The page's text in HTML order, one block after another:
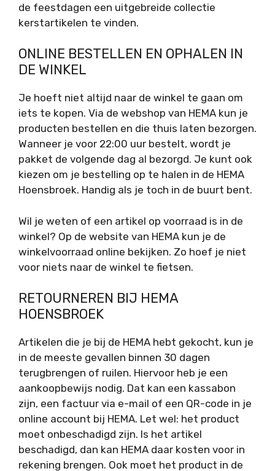
de feestdagen een uitgebreide collectie
kerstartikelen te vinden.
ONLINE BESTELLEN EN OPHALEN IN
DE WINKEL
Je hoeft niet altijd naar de winkel te gaan om
iets te kopen. Via de webshop van HEMA kun je
producten bestellen en die thuis laten bezorgen.
Wanneer je voor 22:00 uur bestelt, wordt je
pakket de volgende dag al bezorgd. Je kunt ook
kiezen om je bestelling op te halen in de HEMA
Hoensbroek. Handig als je toch in de buurt bent.
Wil je weten of een artikel op voorraad is in de
winkel? Op de website van HEMA kun je de
winkelvoorraad online bekijken. Zo hoef je niet
voor niets naar de winkel te fietsen.
RETOURNEREN BIJ HEMA
HOENSBROEK
Artikelen die je bij de HEMA hebt gekocht, kun je
in de meeste gevallen binnen 30 dagen
terugbrengen of ruilen. Hiervoor heb je een
aankoopbewijs nodig. Dat kan een kassabon
zijn, een factuur via e-mail of een QR-code in je
online account bij HEMA. Let wel: het product
moet onbeschadigd zijn. Is het artikel
beschadigd, dan kan HEMA daar kosten voor in
rekening brengen. Ook moet het product in de